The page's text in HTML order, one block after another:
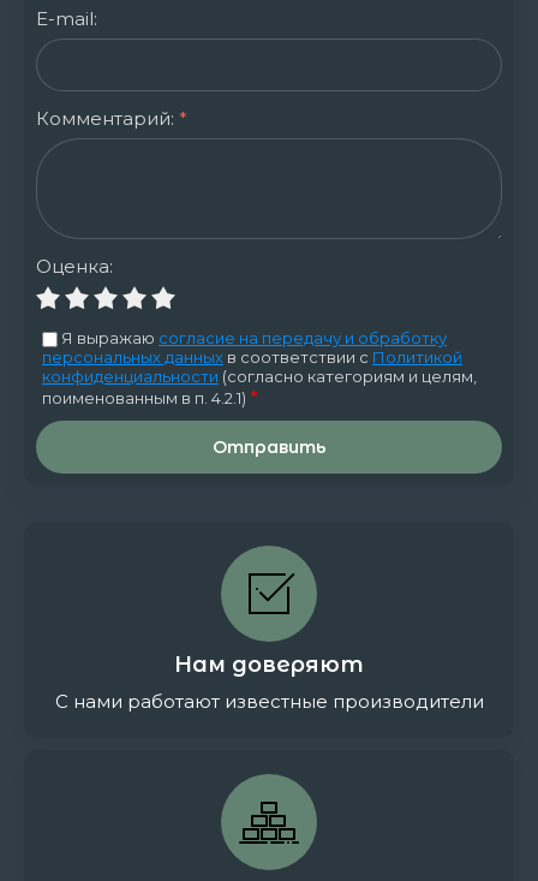
E-mail:
Комментарий: *
Оценка:
Я выражаю согласие на передачу и обработку
персональных данных в соответствии с Политикой
конфиденциальности (согласно категориям и целям,
поименованным в п. 4.2.1) *
Отправить
Нам доверяют
С нами работают известные производители